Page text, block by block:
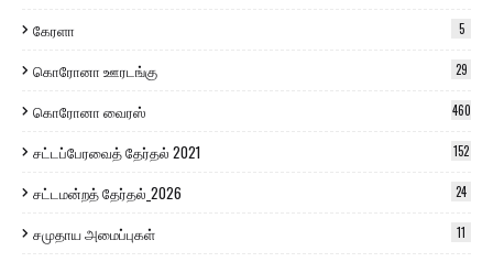
கேரளா 5
கொரோனா ஊரடங்கு 29
கொரோனா வைரஸ் 460
சட்டப்பேரவைத் தேர்தல் 2021 152
சட்டமன்றத் தேர்தல்_2026 24
சமுதாய அமைப்புகள் 11